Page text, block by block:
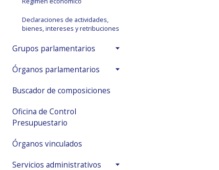
Declaraciones de actividades,
bienes, intereses y retribuciones
Grupos parlamentarios
Órganos parlamentarios
Buscador de composiciones
Oficina de Control
Presupuestario
Órganos vinculados
Servicios administrativos